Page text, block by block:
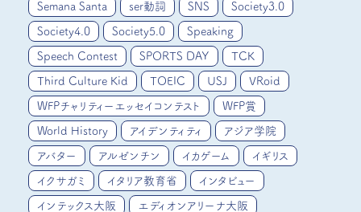
Semana Santa ser動詞 SNS Society3.0
Society4.0 Society5.0 Speaking
Speech Contest SPORTS DAY TCK
Third Culture Kid TOEIC USJ VRoid
WFPチャリティーエッセイコンテスト WFP賞
World History アイデンティティ アジア学院
アバター アルゼンチン イカゲーム イギリス
イクサガミ イタリア教育省 インタビュー
インテックス大阪 エディオンアリーナ大阪